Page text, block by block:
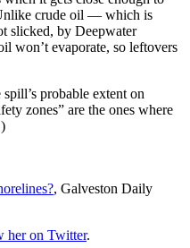
crude oil — which is
slicked, by Deepwater
won’t evaporate, so leftovers
probable extent on
zones” are the ones where
, Galveston Daily
her on Twitter.